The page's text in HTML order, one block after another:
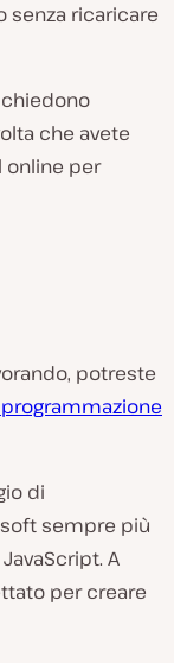
senza ricaricare
che avete
online per
potreste
di
sempre più
A
per creare